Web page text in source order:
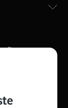
rozměry 21